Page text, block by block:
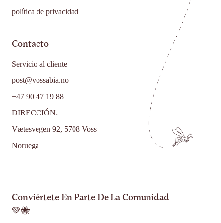
política de privacidad
Contacto
Servicio al cliente
post@vossabia.no
+47 90 47 19 88
DIRECCIÓN:
Vætesvegen 92, 5708 Voss
Noruega
Conviértete En Parte De La Comunidad
💚🐝